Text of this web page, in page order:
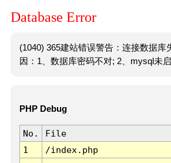
Database Error
(1040) 365建站错误警告：连接数据库
因：1、数据库密码不对; 2、mysql未启
PHP Debug
No. File
1
/index.php